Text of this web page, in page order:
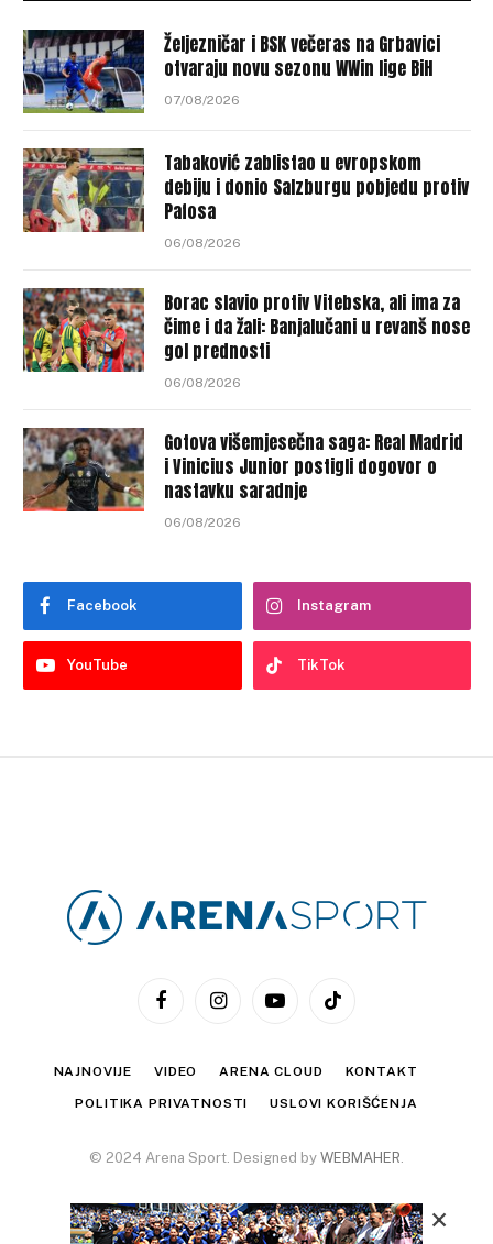
Željezničar i BSK večeras na Grbavici
otvaraju novu sezonu WWin lige BiH
07/08/2026
Tabaković zablistao u evropskom
debiju i donio Salzburgu pobjedu protiv
Pafosa
06/08/2026
Borac slavio protiv Vitebska, ali ima za
čime i da žali: Banjalučani u revanš nose
gol prednosti
06/08/2026
Gotova višemjesečna saga: Real Madrid
i Vinicius Junior postigli dogovor o
nastavku saradnje
06/08/2026
Facebook Instagram
YouTube TikTok
FacebookInstagramYouTubeTikTok
NAJNOVIJE VIDEO ARENA CLOUD KONTAKT
POLITIKA PRIVATNOSTI USLOVI KORIŠĆENJA
© 2024 Arena Sport. Designed by WEBMAHER.
×